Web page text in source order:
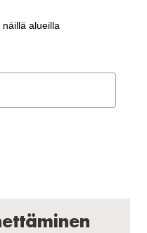
alueilla